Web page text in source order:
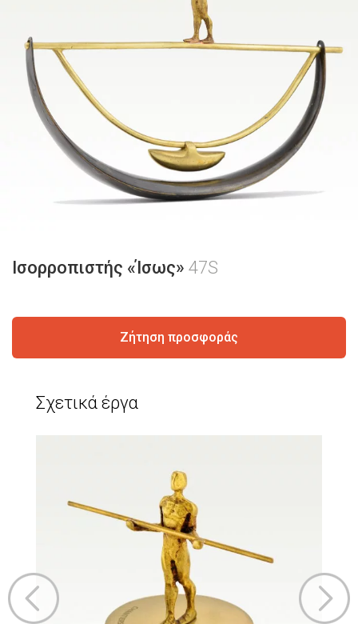
Ισορροπιστής «Ίσως» 47S
Ζήτηση προσφοράς
Σχετικά έργα